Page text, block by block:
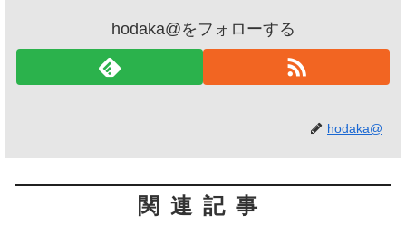
hodaka@をフォローする
hodaka@
関連記事